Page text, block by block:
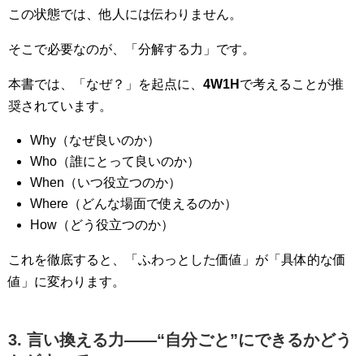
この状態では、他人には伝わりません。
そこで必要なのが、「分解する力」です。
本書では、「なぜ？」を起点に、 4W1H で考えることが推
奨されています。
Why（なぜ良いのか）
Who（誰にとって良いのか）
When（いつ役立つのか）
Where（どんな場面で使えるのか）
How（どう役立つのか）
これを徹底すると、「ふわっとした価値」が「具体的な価
値」に変わります。
3. 言い換える力――“自分ごと”にできるかどう